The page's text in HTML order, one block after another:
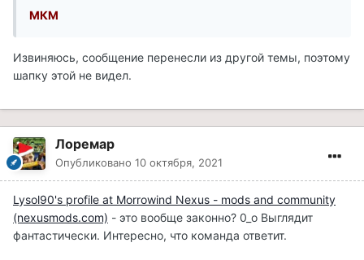
МКМ
Извиняюсь, сообщение перенесли из другой темы, поэтому
шапку этой не видел.
Лоремар
Опубликовано 10 октября, 2021
Lysol90's profile at Morrowind Nexus - mods and community
(nexusmods.com) - это вообще законно? 0_о Выглядит
фантастически. Интересно, что команда ответит.